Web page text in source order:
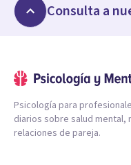
Consulta a
Psicología para
diarios sobre salud
relaciones de pareja.